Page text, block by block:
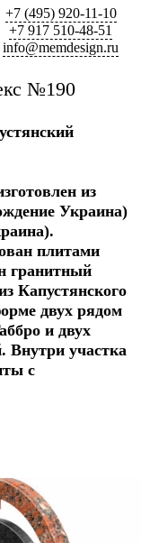
+7 (495) 920-11-10
+7 917 510-48-51
info@memdesign.ru
№190
из
Украина)
плитами
гранитный
Капустянского
двух рядом
и двух
Внутри участка
с